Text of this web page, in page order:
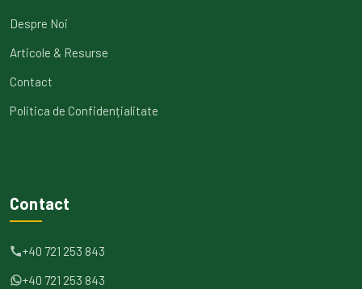
Despre Noi
Articole & Resurse
Contact
Politica de Confidențialitate
Contact
+40 721 253 843
+40 721 253 843